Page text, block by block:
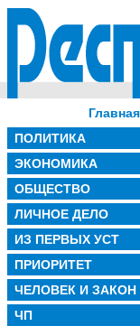
ПОЛИТИКА
ЭКОНОМИКА
ОБЩЕСТВО
ЛИЧНОЕ ДЕЛО
ИЗ ПЕРВЫХ УСТ
ПРИОРИТЕТ
ЧЕЛОВЕК И ЗАКОН
ЧП